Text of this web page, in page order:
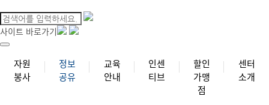
사이트 바로가기
자원
봉사
정보
공유
교육
안내
인센
티브
할인
가맹
점
센터
소개